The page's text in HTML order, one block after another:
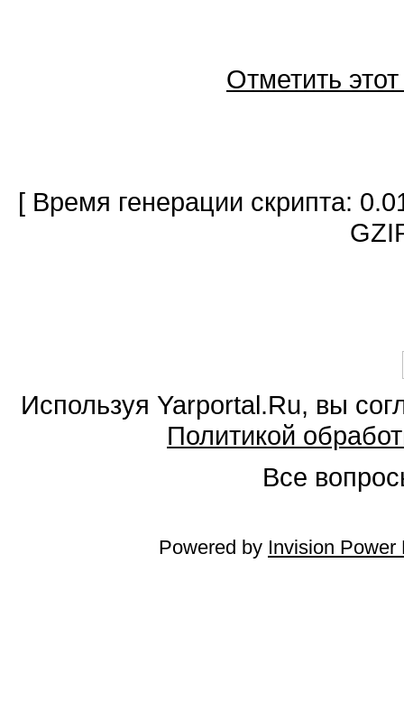
Отметить
[ Время генерации скрипта:
Используя Yarportal.Ru, вы
Политикой
Все
Powered by Invision Power